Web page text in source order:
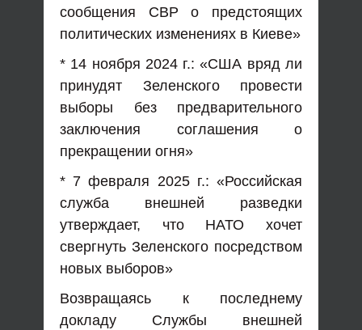
сообщения СВР о предстоящих
политических изменениях в Киеве»
* 14 ноября 2024 г.: «США вряд ли
принудят Зеленского провести
выборы без предварительного
заключения соглашения о
прекращении огня»
* 7 февраля 2025 г.: «Российская
служба внешней разведки
утверждает, что НАТО хочет
свергнуть Зеленского посредством
новых выборов»
Возвращаясь к последнему
докладу Службы внешней